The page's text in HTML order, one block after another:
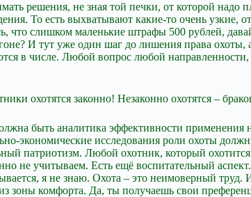
решения, не зная той печки, от которой надо
То есть выхватывают какие-то очень
что слишком маленькие штрафы 500 рублей,
И тут уже один шаг до лишения права
в числе. Любой вопрос любой направленности,
охотятся законно! Незаконно охотятся –
быть аналитика эффективности
экономические исследования роли охоты
патриотизм. Любой охотник, который
не учитываем. Есть ещё воспитательный
я не знаю. Охота – это неимоверный
зоны комфорта. Да, ты получаешь свои